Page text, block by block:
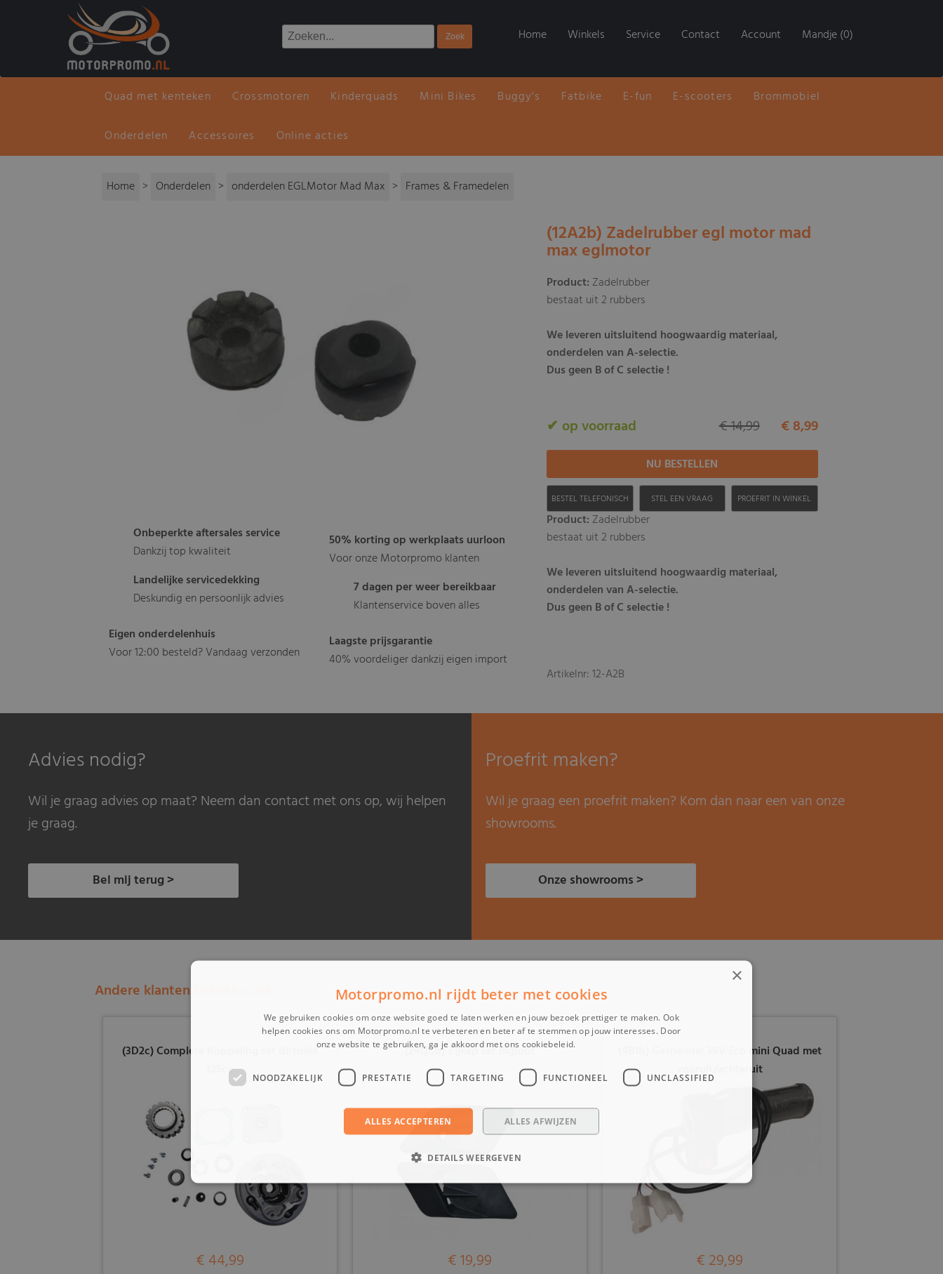
Home Winkels Service Contact Account Mandje (0)
Quad met kenteken Crossmotoren Kinderquads Mini Bikes Buggy's Fatbike E-fun E-scooters Brommobiel
Onderdelen Accessoires Online acties
Home > Onderdelen > onderdelen EGLMotor Mad Max > Frames & Framedelen
Onbeperkte aftersales service
Dankzij top kwaliteit
Landelijke servicedekking
Deskundig en persoonlijk advies
Eigen onderdelenhuis
Voor 12:00 besteld? Vandaag verzonden
50% korting op werkplaats uurloon
Voor onze Motorpromo klanten
7 dagen per weer bereikbaar
Klantenservice boven alles
Laagste prijsgarantie
40% voordeliger dankzij eigen import
(12A2b) Zadelrubber egl motor mad
max eglmotor
Product: Zadelrubber
bestaat uit 2 rubbers
We leveren uitsluitend hoogwaardig materiaal,
onderdelen van A-selectie.
Dus geen B of C selectie !
✔ op voorraad € 8,99
€ 14,99
BESTEL TELEFONISCH STEL EEN VRAAG PROEFRIT IN WINKEL
Product: Zadelrubber
bestaat uit 2 rubbers
We leveren uitsluitend hoogwaardig materiaal,
onderdelen van A-selectie.
Dus geen B of C selectie !
Artikelnr: 12-A2B
Advies nodig?
Wil je graag advies op maat? Neem dan contact met ons op, wij helpen
je graag.
Bel mij terug >
Proefrit maken?
Wil je graag een proefrit maken? Kom dan naar een van onze
showrooms.
Onze showrooms >
Andere klanten bekeken ook:
(3D2c) Complete Koppeling set dirtbike
125cc
€ 44,99
(24Q3b) Zijkap set Bigfoot
€ 19,99
(4B1b) Gashendel 36V Eco mini Quad met
vooruit/achteruit
€ 29,99
×
Motorpromo.nl rijdt beter met cookies
We gebruiken cookies om onze website goed te laten werken en jouw bezoek prettiger te maken. Ook
helpen cookies ons om Motorpromo.nl te verbeteren en beter af te stemmen op jouw interesses. Door
onze website te gebruiken, ga je akkoord met ons cookiebeleid.
NOODZAKELIJK PRESTATIE TARGETING FUNCTIONEEL UNCLASSIFIED
ALLES ACCEPTEREN ALLES AFWIJZEN
DETAILS WEERGEVEN